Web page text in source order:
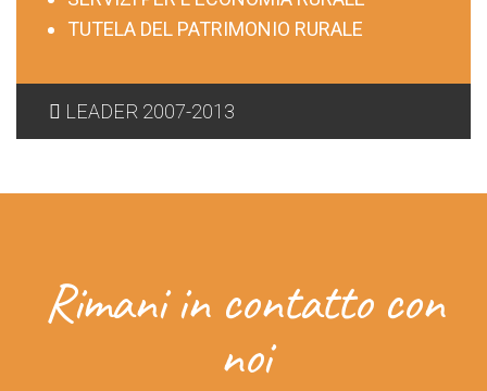
TUTELA DEL PATRIMONIO RURALE
LEADER 2007-2013
Rimani in contatto con
noi